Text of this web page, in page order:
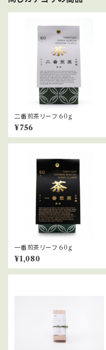
二番煎茶リーフ 60g
¥756
一番煎茶リーフ 60g
¥1,080